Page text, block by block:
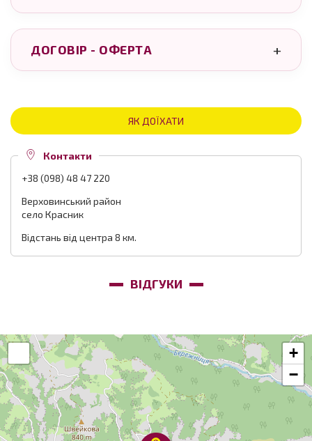
ДОГОВІР - ОФЕРТА
ЯК ДОЇХАТИ
Контакти
+38 (098) 48 47 220
Верховинський район
село Красник
Відстань від центра 8 км.
ВІДГУКИ
+
−